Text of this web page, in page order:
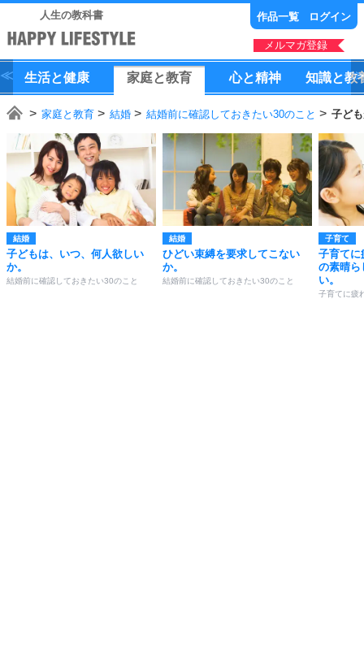
人生の教科書 作品一覧 ログイン
メルマガ登録
生活と健康 家庭と教育 心と精神 知識と教
家庭と教育 結婚 結婚前に確認しておきたい30のこと 子ど
結婚
子どもは、いつ、何人欲しい
か。
結婚前に確認しておきたい30のこと
結婚
ひどい束縛を要求してこない
か。
結婚前に確認しておきたい30のこと
子育て
子育てに
の素晴ら
い。
子育てに疲